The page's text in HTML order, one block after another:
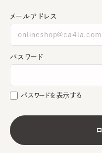
メールアドレス
パスワード
パスワードを表示する